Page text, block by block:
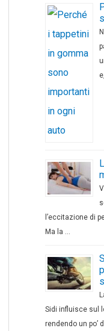
l’eccitazione di
Ma la …
Sidi influisce sul
rendendo un po’